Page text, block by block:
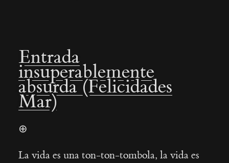
Entrada
insuperablemente
absurda (Felicidades
Mar)
⊕
La vida es una ton-ton-tombola, la vida es